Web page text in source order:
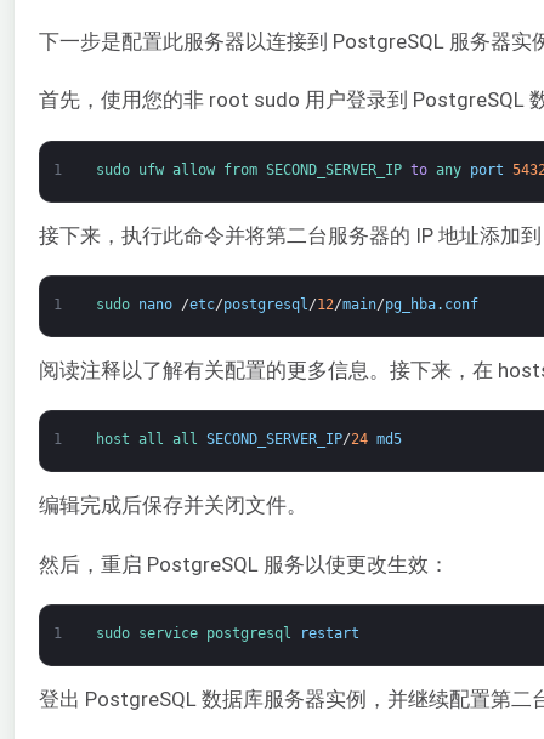
下一步是配置此服务器以连接到 PostgreSQL 服务器实
首先，使用您的非 root sudo 用户登录到 PostgreSQL
1 sudo ufw allow from SECOND_SERVER_IP to any port
接下来，执行此命令并将第二台服务器的 IP 地址添加
1 sudo nano /etc/postgresql/12/main/pg_hba. conf
阅读注释以了解有关配置的更多信息。接下来，在
1 host all all SECOND_SERVER_IP/24 md5
编辑完成后保存并关闭文件。
然后，重启 PostgreSQL 服务以使更改生效：
1 sudo service postgresql restart
登出 PostgreSQL 数据库服务器实例，并继续配置第二